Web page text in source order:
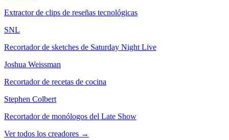
Extractor de clips de reseñas tecnológicas
SNL
Recortador de sketches de Saturday Night Live
Joshua Weissman
Recortador de recetas de cocina
Stephen Colbert
Recortador de monólogos del Late Show
Ver todos los creadores →